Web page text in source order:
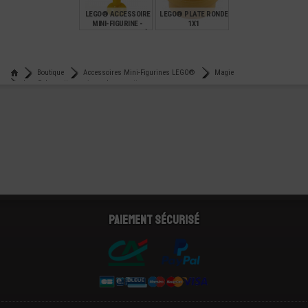
LEGO® ACCESSOIRE
MINI-FIGURINE -
LEGO® PLATE RONDE
1X1
Boutique
Accessoires Mini-Figurines LEGO®
Magie
Lego® baguette magique - harry potter
Paiement sécurisé